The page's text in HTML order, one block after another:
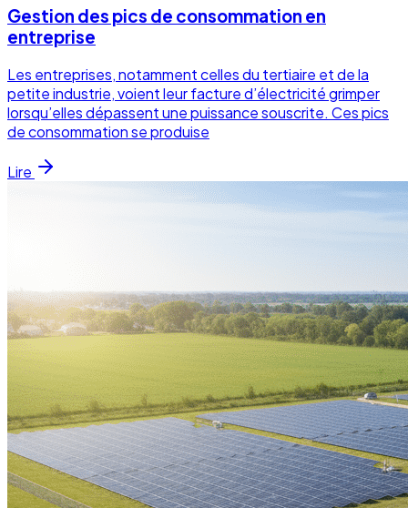
Gestion des pics de consommation en
entreprise
Les entreprises, notamment celles du tertiaire et de la
petite industrie, voient leur facture d’électricité grimper
lorsqu’elles dépassent une puissance souscrite. Ces pics
de consommation se produise
Lire